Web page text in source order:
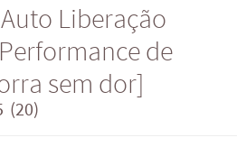
Liberação
de
sem dor]
(20)